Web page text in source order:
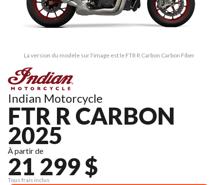
La version du modèle sur l'image est le FTR R Carbon Carbon Fiber
Indian Motorcycle
FTR R CARBON
2025
À partir de
21 299 $
Tous frais inclus